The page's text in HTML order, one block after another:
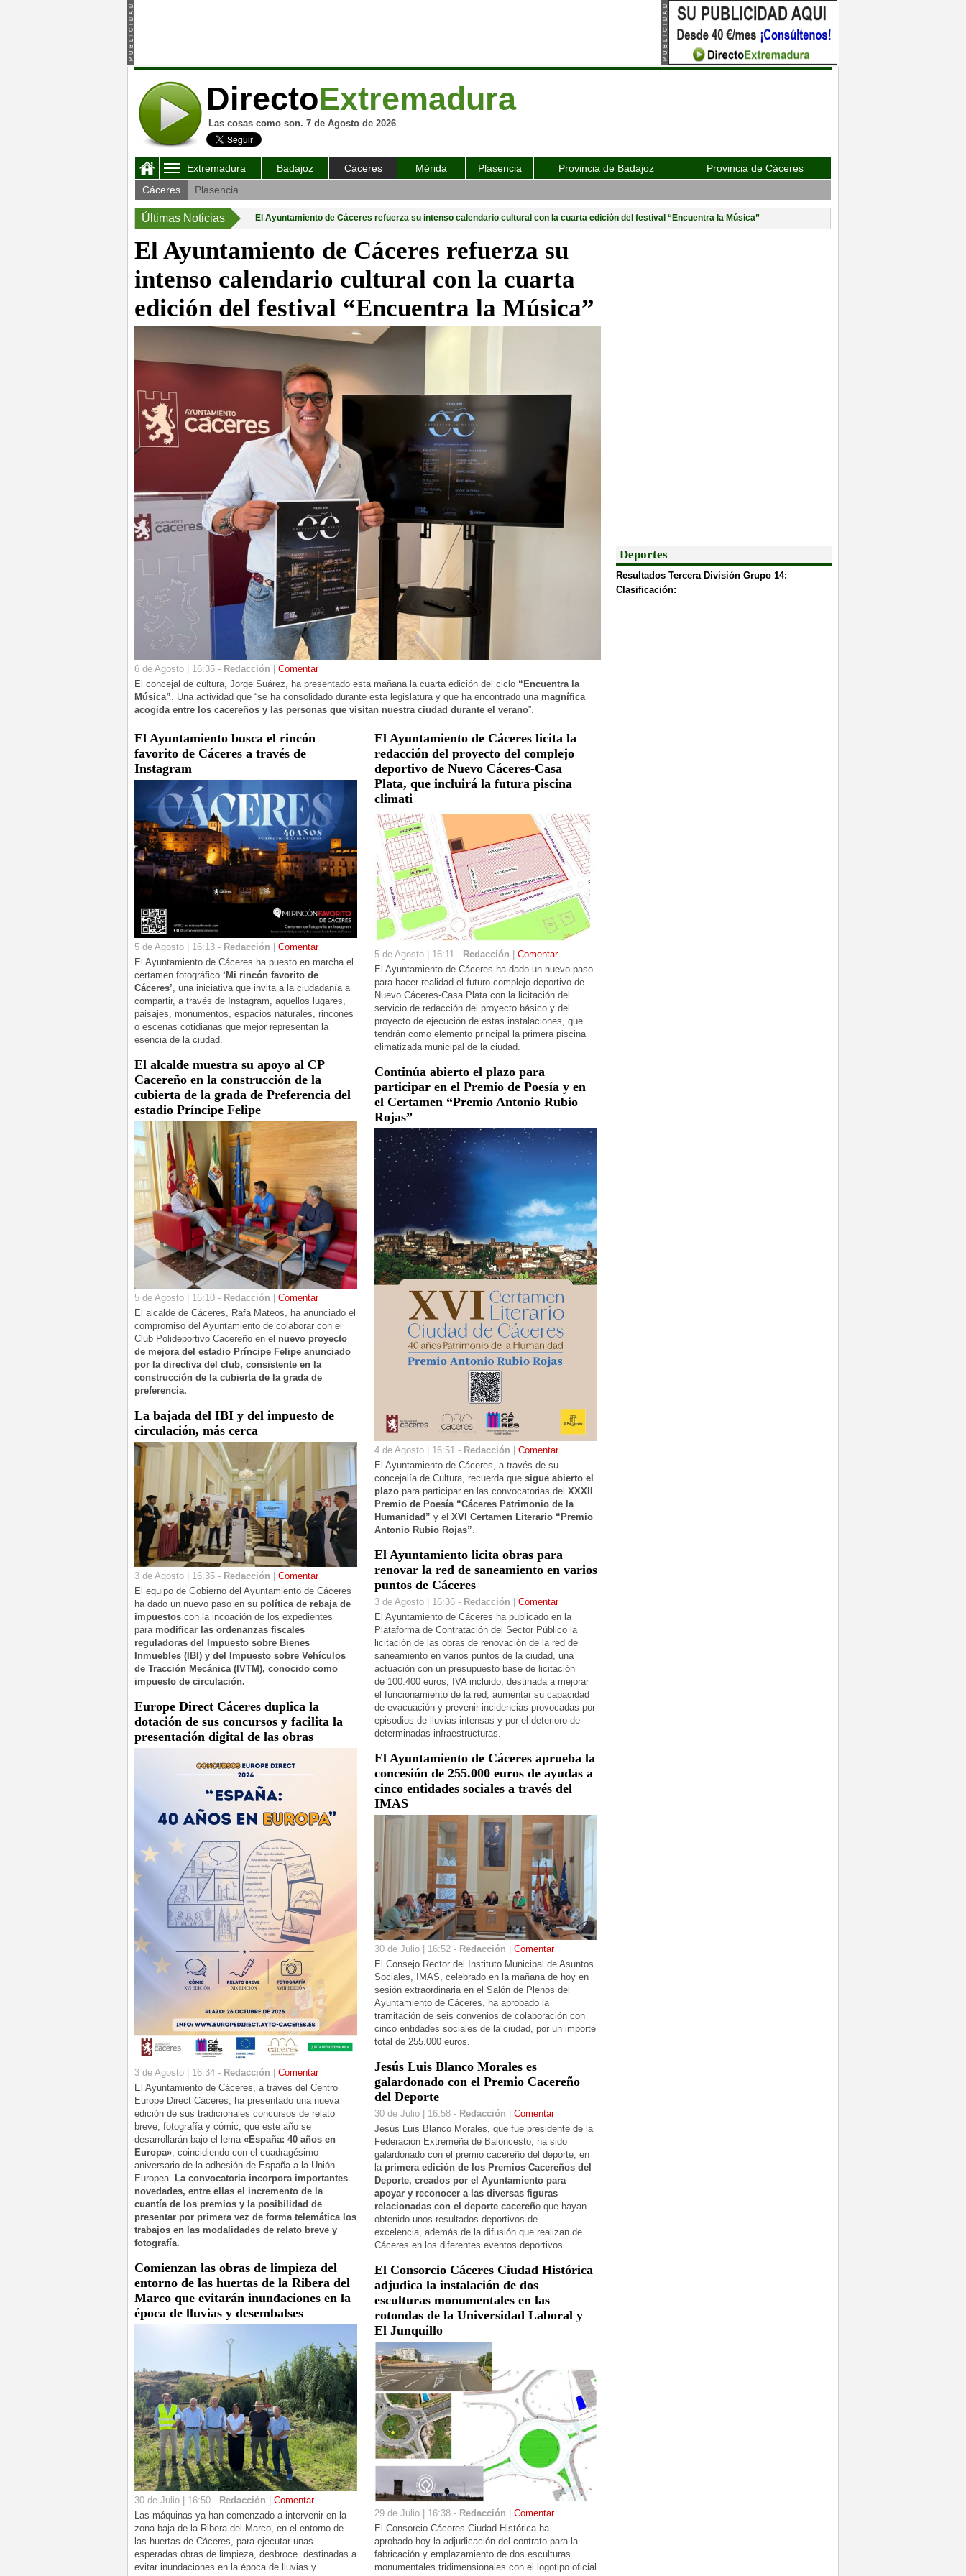
DirectoExtremadura
Las cosas como son. 7 de Agosto de 2026
Extremadura Badajoz Cáceres Mérida Plasencia Provincia de Badajoz
Provincia de Cáceres
Cáceres
Plasencia
Últimas Noticias El Ayuntamiento de Cáceres refuerza su intenso calendario cultural con la cuarta edición del festival “Encuentra la Música”
El Ayuntamiento de Cáceres refuerza su
intenso calendario cultural con la cuarta
edición del festival “Encuentra la Música”
6 de Agosto | 16:35 - Redacción
Comentar
El concejal de cultura, Jorge Suárez, ha presentado esta mañana la cuarta edición del ciclo “Encuentra la
Música”. Una actividad que “se ha consolidado durante esta legislatura y que ha encontrado una magnífica
acogida entre los cacereños y las personas que visitan nuestra ciudad durante el verano”.
El Ayuntamiento busca el rincón
favorito de Cáceres a través de
Instagram
5 de Agosto | 16:13 - Redacción
Comentar
El Ayuntamiento de Cáceres ha puesto en marcha el
certamen fotográfico ‘Mi rincón favorito de
Cáceres’, una iniciativa que invita a la ciudadanía a
compartir, a través de Instagram, aquellos lugares,
paisajes, monumentos, espacios naturales, rincones
o escenas cotidianas que mejor representan la
esencia de la ciudad.
El alcalde muestra su apoyo al CP
Cacereño en la construcción de la
cubierta de la grada de Preferencia del
estadio Príncipe Felipe
5 de Agosto | 16:10 - Redacción | Comentar
El alcalde de Cáceres, Rafa Mateos, ha anunciado el
compromiso del Ayuntamiento de colaborar con el
Club Polideportivo Cacereño en el nuevo proyecto
de mejora del estadio Príncipe Felipe anunciado
por la directiva del club, consistente en la
construcción de la cubierta de la grada de
preferencia.
La bajada del IBI y del impuesto de
circulación, más cerca
3 de Agosto | 16:35 - Redacción
Comentar
El equipo de Gobierno del Ayuntamiento de Cáceres
ha dado un nuevo paso en su política de rebaja de
impuestos con la incoación de los expedientes
para modificar las ordenanzas fiscales
reguladoras del Impuesto sobre Bienes
Inmuebles (IBI) y del Impuesto sobre Vehículos
de Tracción Mecánica (IVTM), conocido como
impuesto de circulación.
Europe Direct Cáceres duplica la
dotación de sus concursos y facilita la
presentación digital de las obras
3 de Agosto | 16:34 - Redacción | Comentar
El Ayuntamiento de Cáceres, a través del Centro
Europe Direct Cáceres, ha presentado una nueva
edición de sus tradicionales concursos de relato
breve, fotografía y cómic, que este año se
desarrollarán bajo el lema «España: 40 años en
Europa» , coincidiendo con el cuadragésimo
aniversario de la adhesión de España a la Unión
Europea. La convocatoria incorpora importantes
novedades, entre ellas el incremento de la
cuantía de los premios y la posibilidad de
presentar por primera vez de forma telemática los
trabajos en las modalidades de relato breve y
fotografía.
Comienzan las obras de limpieza del
entorno de las huertas de la Ribera del
Marco que evitarán inundaciones en la
época de lluvias y desembalses
30 de Julio | 16:50 - Redacción
Comentar
Las máquinas ya han comenzado a intervenir en la
zona baja de la Ribera del Marco, en el entorno de
las huertas de Cáceres, para ejecutar unas
esperadas obras de limpieza, desbroce destinadas a
evitar inundaciones en la época de lluvias y
El Ayuntamiento de Cáceres licita la
redacción del proyecto del complejo
deportivo de Nuevo Cáceres-Casa
Plata, que incluirá la futura piscina
climati
5 de Agosto | 16:11 - Redacción
Comentar
El Ayuntamiento de Cáceres ha dado un nuevo paso
para hacer realidad el futuro complejo deportivo de
Nuevo Cáceres-Casa Plata con la licitación del
servicio de redacción del proyecto básico y del
proyecto de ejecución de estas instalaciones, que
tendrán como elemento principal la primera piscina
climatizada municipal de la ciudad.
Continúa abierto el plazo para
participar en el Premio de Poesía y en
el Certamen “Premio Antonio Rubio
Rojas”
4 de Agosto | 16:51 - Redacción | Comentar
El Ayuntamiento de Cáceres, a través de su
concejalía de Cultura, recuerda que sigue abierto el
plazo para participar en las convocatorias del XXXII
Premio de Poesía “Cáceres Patrimonio de la
Humanidad” y el XVI Certamen Literario “Premio
Antonio Rubio Rojas”
El Ayuntamiento licita obras para
renovar la red de saneamiento en varios
puntos de Cáceres
3 de Agosto | 16:36 - Redacción | Comentar
El Ayuntamiento de Cáceres ha publicado en la
Plataforma de Contratación del Sector Público la
licitación de las obras de renovación de la red de
saneamiento en varios puntos de la ciudad, una
actuación con un presupuesto base de licitación
de 100.400 euros, IVA incluido, destinada a mejorar
el funcionamiento de la red, aumentar su capacidad
de evacuación y prevenir incidencias provocadas por
episodios de lluvias intensas y por el deterioro de
determinadas infraestructuras.
El Ayuntamiento de Cáceres aprueba la
concesión de 255.000 euros de ayudas a
cinco entidades sociales a través del
IMAS
30 de Julio | 16:52 - Redacción
Comentar
El Consejo Rector del Instituto Municipal de Asuntos
Sociales, IMAS, celebrado en la mañana de hoy en
sesión extraordinaria en el Salón de Plenos del
Ayuntamiento de Cáceres, ha aprobado la
tramitación de seis convenios de colaboración con
cinco entidades sociales de la ciudad, por un importe
total de 255.000 euros.
Jesús Luis Blanco Morales es
galardonado con el Premio Cacereño
del Deporte
30 de Julio | 16:58 - Redacción
Comentar
Jesús Luis Blanco Morales, que fue presidente de la
Federación Extremeña de Baloncesto, ha sido
galardonado con el premio cacereño del deporte, en
la primera edición de los Premios Cacereños del
Deporte, creados por el Ayuntamiento para
apoyar y reconocer a las diversas figuras
relacionadas con el deporte cacereño que hayan
obtenido unos resultados deportivos de
excelencia, además de la difusión que realizan de
Cáceres en los diferentes eventos deportivos.
El Consorcio Cáceres Ciudad Histórica
adjudica la instalación de dos
esculturas monumentales en las
rotondas de la Universidad Laboral y
El Junquillo
29 de Julio | 16:38 - Redacción | Comentar
El Consorcio Cáceres Ciudad Histórica ha
aprobado hoy la adjudicación del contrato para la
fabricación y emplazamiento de dos esculturas
monumentales tridimensionales con el logotipo oficial
Deportes
Resultados Tercera División Grupo 14:
Clasificación: